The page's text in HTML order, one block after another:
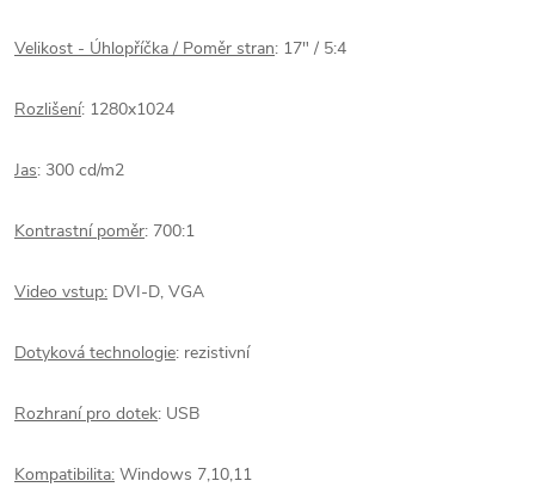
Velikost - Úhlopříčka / Poměr stran: 17" / 5:4
Rozlišení: 1280x1024
Jas: 300 cd/m2
Kontrastní poměr: 700:1
Video vstup: DVI-D, VGA
Dotyková technologie: rezistivní
Rozhraní pro dotek: USB
Kompatibilita: Windows 7,10,11